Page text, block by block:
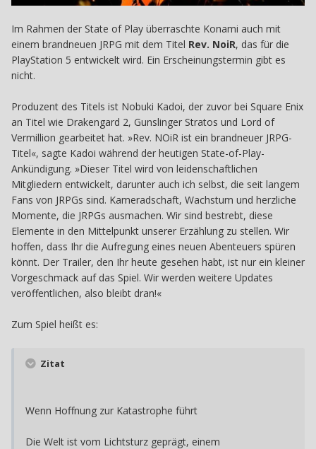
Im Rahmen der State of Play überraschte Konami auch mit
einem brandneuen JRPG mit dem Titel Rev. NoiR, das für die
PlayStation 5 entwickelt wird. Ein Erscheinungstermin gibt es
nicht.
Produzent des Titels ist Nobuki Kadoi, der zuvor bei Square Enix
an Titel wie Drakengard 2, Gunslinger Stratos und Lord of
Vermillion gearbeitet hat. »Rev. NOiR ist ein brandneuer JRPG-
Titel«, sagte Kadoi während der heutigen State-of-Play-
Ankündigung. »Dieser Titel wird von leidenschaftlichen
Mitgliedern entwickelt, darunter auch ich selbst, die seit langem
Fans von JRPGs sind. Kameradschaft, Wachstum und herzliche
Momente, die JRPGs ausmachen. Wir sind bestrebt, diese
Elemente in den Mittelpunkt unserer Erzählung zu stellen. Wir
hoffen, dass Ihr die Aufregung eines neuen Abenteuers spüren
könnt. Der Trailer, den Ihr heute gesehen habt, ist nur ein kleiner
Vorgeschmack auf das Spiel. Wir werden weitere Updates
veröffentlichen, also bleibt dran!«
Zum Spiel heißt es:
Zitat
Wenn Hoffnung zur Katastrophe führt
Die Welt ist vom Lichtsturz geprägt, einem